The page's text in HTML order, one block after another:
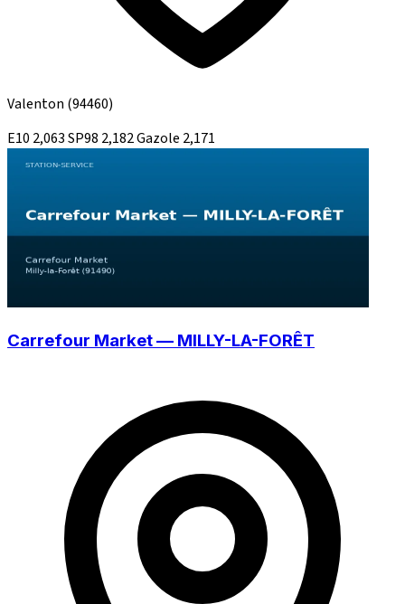
Valenton (94460)
E10 2,063SP98 2,182Gazole 2,171
Carrefour Market — MILLY-LA-FORÊT